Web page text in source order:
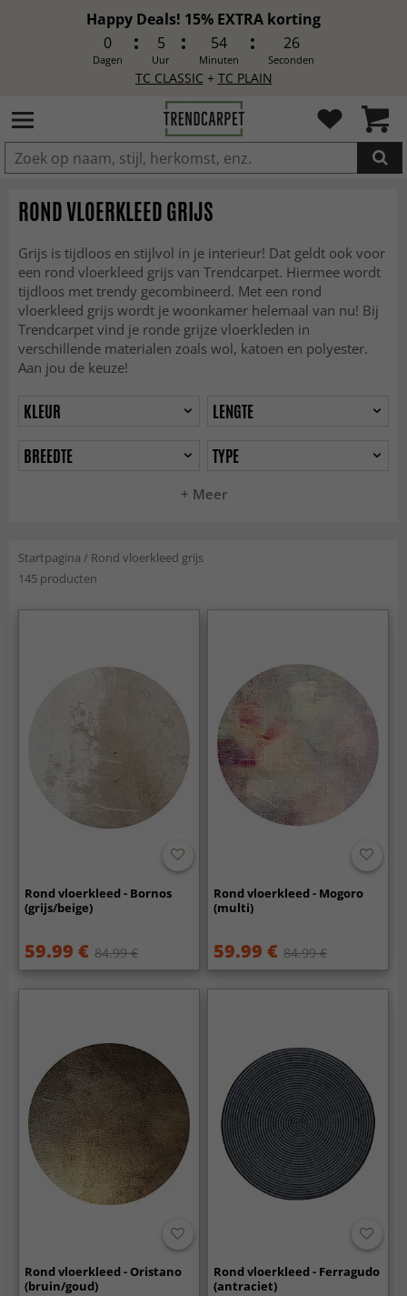
Happy Deals! 15% EXTRA korting
0
Dagen
5
Uur
54
Minuten
24
Seconden
TC CLASSIC + TC PLAIN
IN DE WINKELWAGEN GELEGD
ROND VLOERKLEED GRIJS
Grijs is tijdloos en stijlvol in je interieur! Dat geldt ook voor
een rond vloerkleed grijs van Trendcarpet. Hiermee wordt
tijdloos met trendy gecombineerd. Met een rond
vloerkleed grijs wordt je woonkamer helemaal van nu! Bij
Trendcarpet vind je ronde grijze vloerkleden in
verschillende materialen zoals wol, katoen en polyester.
Aan jou de keuze!
+ Meer
KLEUR
LENGTE
BREEDTE
TYPE
Startpagina / Rond vloerkleed grijs
145 producten
Rond vloerkleed - Bornos
(grijs/beige)
59.99 € 84.99 €
Rond vloerkleed - Mogoro
(multi)
59.99 € 84.99 €
Rond vloerkleed - Oristano
(bruin/goud)
Rond vloerkleed - Ferragudo
(antraciet)